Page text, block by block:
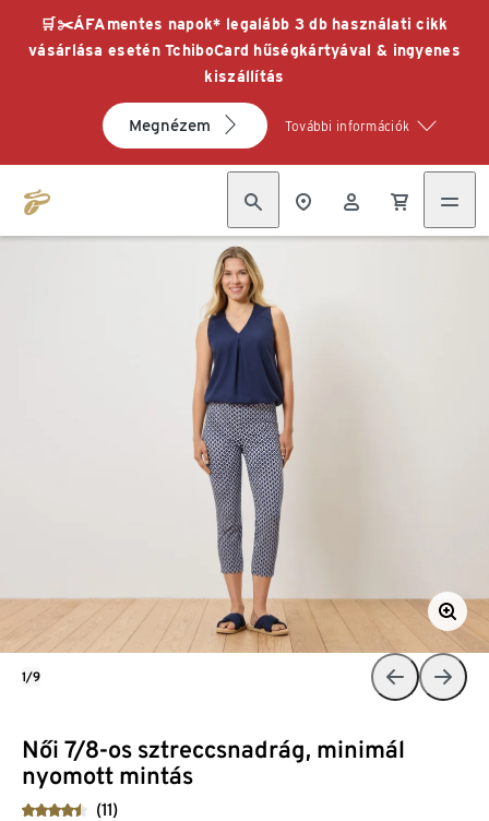
🛒✂️ÁFAmentes napok* legalább 3 db használati cikk
vásárlása esetén TchiboCard hűségkártyával & ingyenes
kiszállítás
Megnézem További információk
Női 7/8-os sztreccsnadrág, minimál
nyomott mintás
(11)
1/9